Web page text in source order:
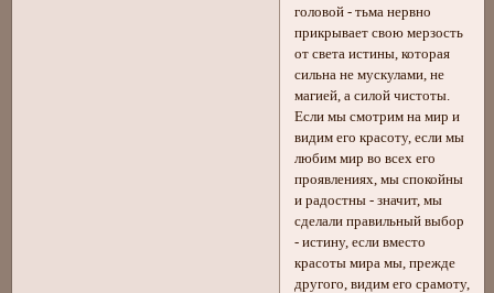
головой - тьма нервно
прикрывает свою мерзость
от света истины, которая
сильна не мускулами, не
магией, а силой чистоты.
Если мы смотрим на мир и
видим его красоту, если мы
любим мир во всех его
проявлениях, мы спокойны
и радостны - значит, мы
сделали правильный выбор
- истину, если вместо
красоты мира мы, прежде
другого, видим его срамоту,